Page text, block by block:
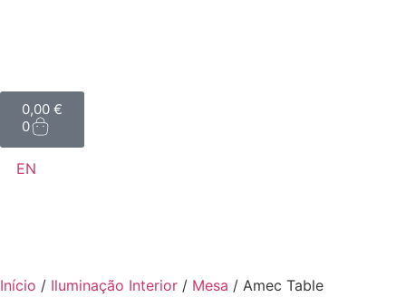
0,00 €
0
EN
Início / Iluminação Interior / Mesa / Amec Table